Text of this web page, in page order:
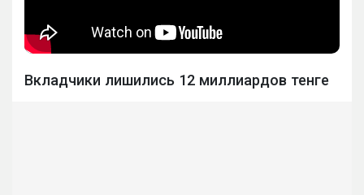
Вкладчики лишились 12 миллиардов тенге